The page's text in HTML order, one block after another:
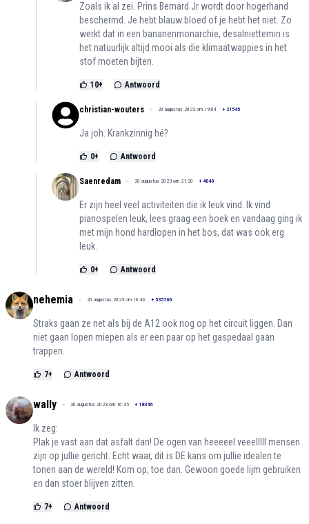
Zoals ik al zei. Prins Bernard Jr wordt door hogerhand
beschermd. Je hebt blauw bloed of je hebt het niet. Zo
werkt dat in een bananenmonarchie, desalniettemin is
het natuurlijk altijd mooi als die klimaatwappies in het
stof moeten bijten.
10+ Antwoord
christian-wouters 20 augustus 2023 om 19:04 + 21545
Ja joh. Krankzinnig hé?
0+ Antwoord
Saenredam 20 augustus 2023 om 21:20 + 4040
Er zijn heel veel activiteiten die ik leuk vind. Ik vind
pianospelen leuk, lees graag een boek en vandaag ging ik
met mijn hond hardlopen in het bos, dat was ook erg
leuk.
0+ Antwoord
nehemia 20 augustus 2023 om 16:46 + 535766
Straks gaan ze net als bij de A12 ook nog op het circuit liggen. Dan
niet gaan lopen miepen als er een paar op het gaspedaal gaan
trappen.
7+ Antwoord
wally 20 augustus 2023 om 16:35 + 18346
Ik zeg:
Plak je vast aan dat asfalt dan! De ogen van heeeeel veeelllll mensen
zijn op jullie gericht. Echt waar, dit is DE kans om jullie idealen te
tonen aan de wereld! Kom op, toe dan. Gewoon goede lijm gebruiken
en dan stoer blijven zitten.
7+ Antwoord